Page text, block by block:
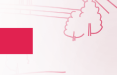
- - -
-